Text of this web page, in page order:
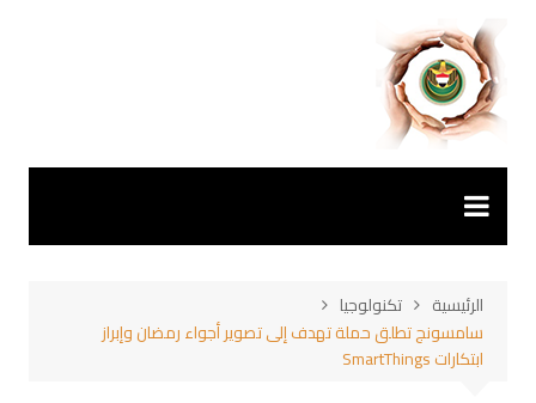
المحتوى
الرئيسية
تكنولوجيا
سامسونج تطلق حملة تهدف إلى تصوير أجواء رمضان وإبراز
ابتكارات SmartThings